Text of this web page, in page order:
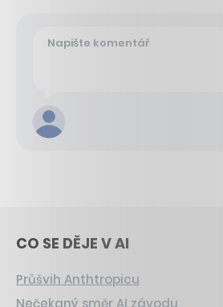
CO SE DĚJE V AI
Průšvih Anthtropicu
Nečekaný směr AI závodu